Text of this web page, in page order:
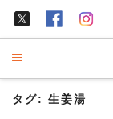
タグ: 生姜湯